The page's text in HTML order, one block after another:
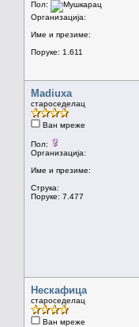
Пол:
Организација:
Име и презиме:
Поруке: 1.611
Madiuxa
староседелац
Ван мреже
Пол:
Организација:
Име и презиме:
Струка:
Поруке: 7.477
Нескафица
староседелац
Ван мреже